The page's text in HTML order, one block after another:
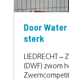
Door
sterk
LIEDRECHT
(DWF) zwom